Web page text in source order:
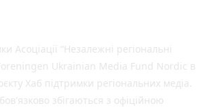
Асоціації “Незалежні регіональні
Ukrainian Media Fund Nordic в
Хаб підтримки регіональних медіа.
збігаються з офіційною